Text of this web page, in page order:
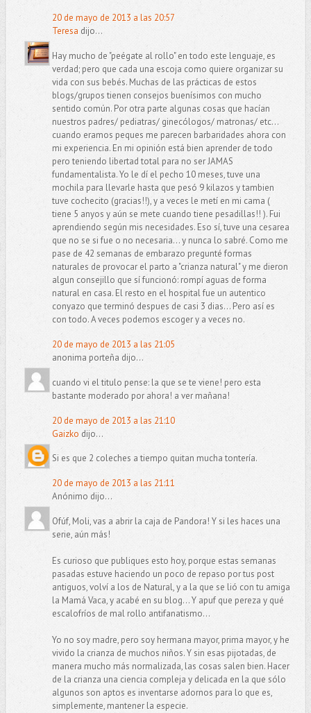
20 de mayo de 2013 a las 20:57
Teresa dijo...
Hay mucho de "peégate al rollo" en todo este lenguaje, es
verdad; pero que cada una escoja como quiere organizar su
vida con sus bebés. Muchas de las prácticas de estos
blogs/grupos tienen consejos buenísimos con mucho
sentido común. Por otra parte algunas cosas que hacían
nuestros padres/ pediatras/ ginecólogos/ matronas/ etc...
cuando eramos peques me parecen barbaridades ahora con
mi experiencia. En mi opinión está bien aprender de todo
pero teniendo libertad total para no ser JAMAS
fundamentalista. Yo le dí el pecho 10 meses, tuve una
mochila para llevarle hasta que pesó 9 kilazos y tambien
tuve cochecito (gracias!!), y a veces le metí en mi cama (
tiene 5 anyos y aún se mete cuando tiene pesadillas!! ). Fui
aprendiendo según mis necesidades. Eso sí, tuve una cesarea
que no se si fue o no necesaria... y nunca lo sabré. Como me
pase de 42 semanas de embarazo pregunté formas
naturales de provocar el parto a "crianza natural" y me dieron
algun consejillo que sí funcionó: rompí aguas de forma
natural en casa. El resto en el hospital fue un autentico
conyazo que terminó despues de casi 3 dias... Pero así es
con todo. A veces podemos escoger y a veces no.
20 de mayo de 2013 a las 21:05
anonima porteña dijo...
cuando vi el titulo pense: la que se te viene! pero esta
bastante moderado por ahora! a ver mañana!
20 de mayo de 2013 a las 21:10
Gaizko dijo...
Si es que 2 coleches a tiempo quitan mucha tontería.
20 de mayo de 2013 a las 21:11
Anónimo dijo...
Ofúf, Moli, vas a abrir la caja de Pandora! Y si les haces una
serie, aún más!
Es curioso que publiques esto hoy, porque estas semanas
pasadas estuve haciendo un poco de repaso por tus post
antiguos, volví a los de Natural, y a la que se lió con tu amiga
la Mamá Vaca, y acabé en su blog... Y apuf que pereza y qué
escalofríos de mal rollo antifanatismo...
Yo no soy madre, pero soy hermana mayor, prima mayor, y he
vivido la crianza de muchos niños. Y sin esas pijotadas, de
manera mucho más normalizada, las cosas salen bien. Hacer
de la crianza una ciencia compleja y delicada en la que sólo
algunos son aptos es inventarse adornos para lo que es,
simplemente, mantener la especie.